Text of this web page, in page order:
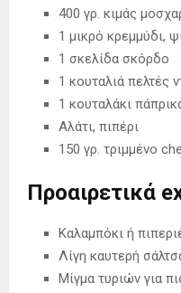
400 γρ. κιμάς
1 μικρό κρεμμύδι,
1 σκελίδα σκόρδο
1 κουταλιά πελτές
1 κουταλάκι
Αλάτι, πιπέρι
150 γρ. τριμμένο
Προαιρετικά
Καλαμπόκι ή
Λίγη καυτερή
Μίγμα τυριών για